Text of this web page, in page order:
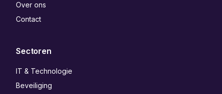
Over ons
Contact
Sectoren
IT & Technologie
Beveiliging